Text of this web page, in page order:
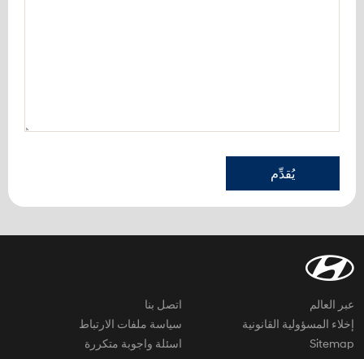
يُقدِّم
عبر العالم
اتصل بنا
إخلاء المسؤولية القانونية
سياسة ملفات الارتباط
Sitemap
اسئلة واجوبة متكررة